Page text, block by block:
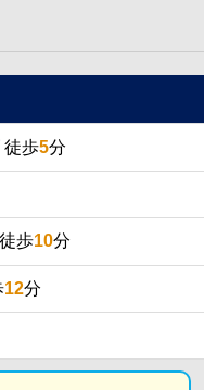
徒歩5分
徒歩10分
12分